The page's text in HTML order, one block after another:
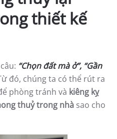
thiết kế
“Chọn đất mà ở”, “Gần
đó, chúng ta có thể rút ra
phòng tránh và kiêng kỵ
thuỷ trong nhà sao cho